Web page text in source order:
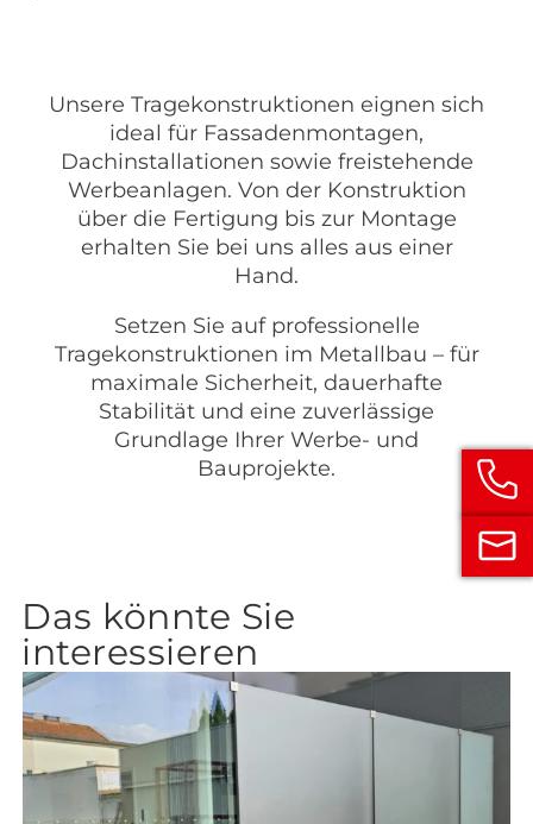
Unsere Tragekonstruktionen eignen sich
ideal für Fassadenmontagen,
Dachinstallationen sowie freistehende
Werbeanlagen. Von der Konstruktion
über die Fertigung bis zur Montage
erhalten Sie bei uns alles aus einer
Hand.
Setzen Sie auf professionelle
Tragekonstruktionen im Metallbau – für
maximale Sicherheit, dauerhafte
Stabilität und eine zuverlässige
Grundlage Ihrer Werbe- und
Bauprojekte.
Das könnte Sie
interessieren